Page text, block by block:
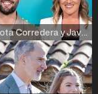
Carlota Corredera y Javier de Hoyos: "La tele tiene que representar al público también y aquí están todos los perfiles posibles&quo;